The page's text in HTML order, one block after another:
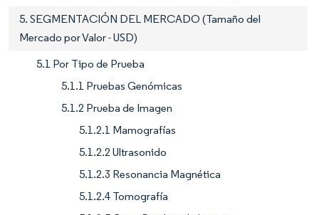
5. SEGMENTACIÓN DEL MERCADO (Tamaño del
Mercado por Valor - USD)
5.1 Por Tipo de Prueba
5.1.1 Pruebas Genómicas
5.1.2 Prueba de Imagen
5.1.2.1 Mamografías
5.1.2.2 Ultrasonido
5.1.2.3 Resonancia Magnética
5.1.2.4 Tomografía